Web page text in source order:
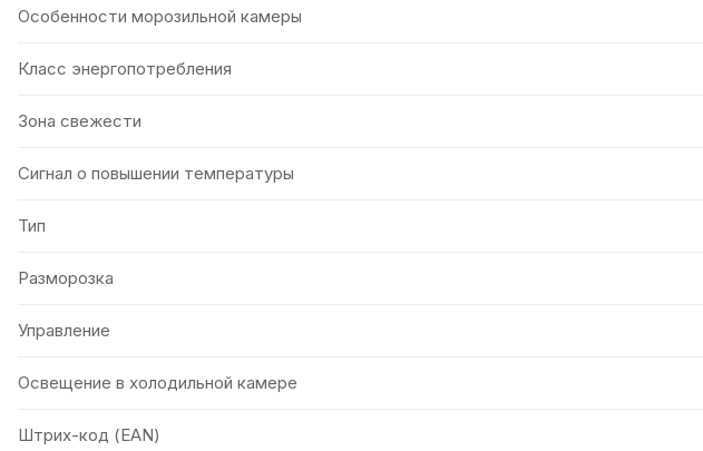
Особенности морозильной камеры
Класс энергопотребления
Зона свежести
Сигнал о повышении температуры
Тип
Разморозка
Управление
Освещение в холодильной камере
Штрих-код (EAN)